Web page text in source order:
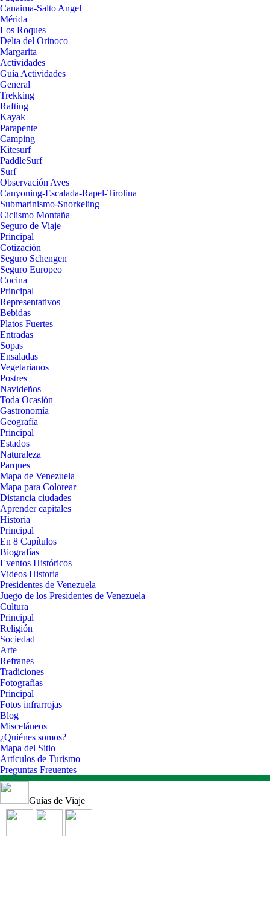
Canaima-Salto Angel
Mérida
Los Roques
Delta del Orinoco
Margarita
Actividades
Guía Actividades
General
Trekking
Rafting
Kayak
Parapente
Camping
Kitesurf
PaddleSurf
Surf
Observación Aves
Canyoning-Escalada-Rapel-Tirolina
Submarinismo-Snorkeling
Ciclismo Montaña
Seguro de Viaje
Principal
Cotización
Seguro Schengen
Seguro Europeo
Cocina
Principal
Representativos
Bebidas
Platos Fuertes
Entradas
Sopas
Ensaladas
Vegetarianos
Postres
Navideños
Toda Ocasión
Gastronomía
Geografía
Principal
Estados
Naturaleza
Parques
Mapa de Venezuela
Mapa para Colorear
Distancia ciudades
Aprender capitales
Historia
Principal
En 8 Capítulos
Biografías
Eventos Históricos
Videos Historia
Presidentes de Venezuela
Juego de los Presidentes de Venezuela
Cultura
Principal
Religión
Sociedad
Arte
Refranes
Tradiciones
Fotografías
Principal
Fotos infrarrojas
Blog
Misceláneos
¿Quiénes somos?
Mapa del Sitio
Artículos de Turismo
Preguntas Freuentes
Guías de Viaje